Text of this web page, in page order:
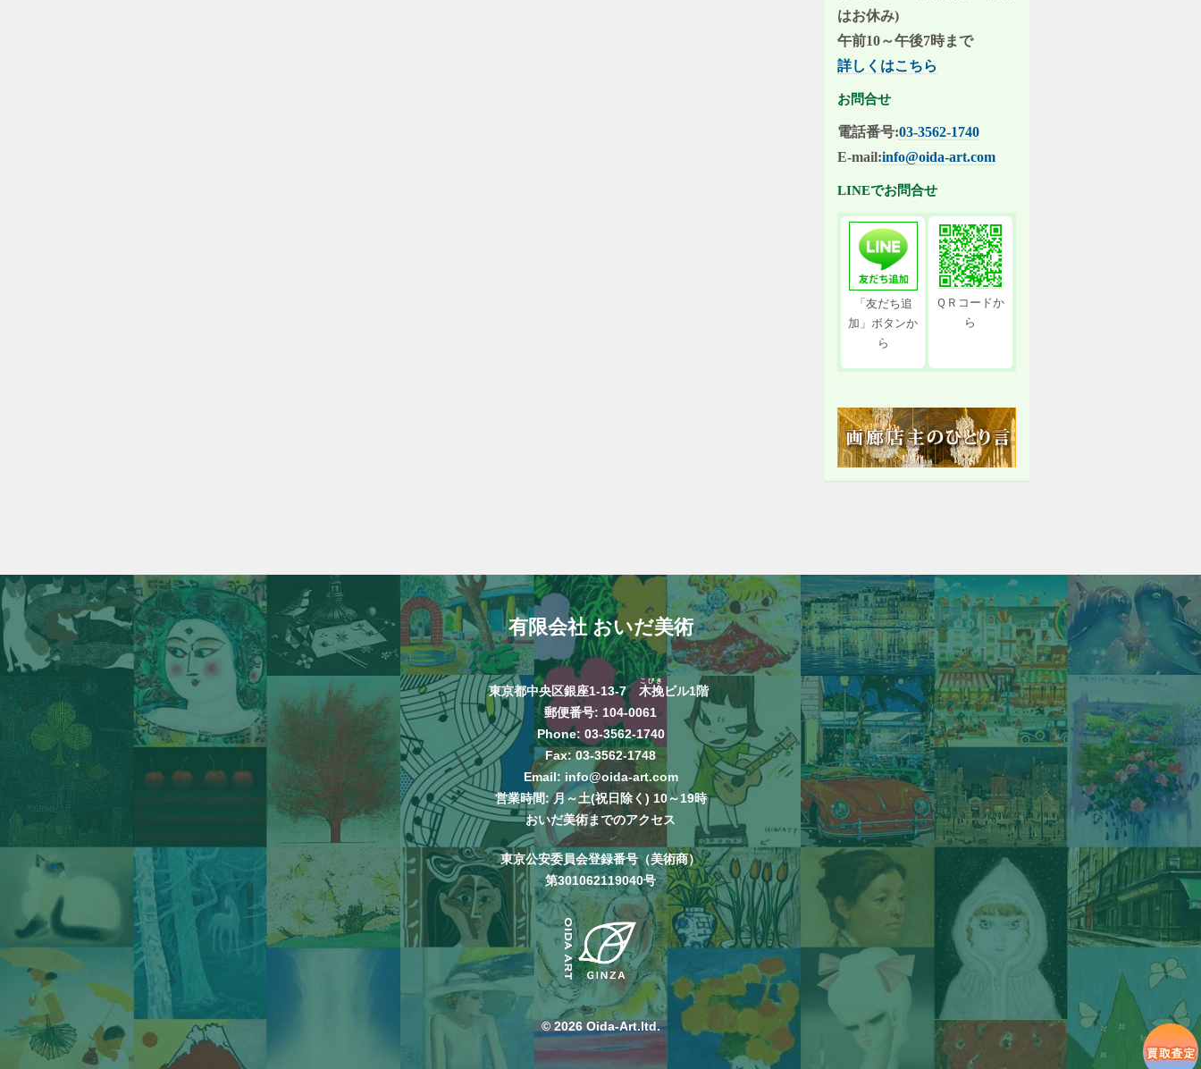
はお休み)
午前10～午後7時まで
詳しくはこちら
お問合せ
電話番号:03-3562-1740
E-mail:info@oida-art.com
LINEでお問合せ
「友だち追
加」ボタンか
ら
ＱＲコードか
ら
有限会社 おいだ美術
東京都中央区銀座1-13-7 木挽
こびき
ビル1階
郵便番号: 104-0061
Phone: 03-3562-1740
Fax: 03-3562-1748
Email: info@oida-art.com
営業時間: 月～土(祝日除く) 10～19時
おいだ美術までのアクセス
東京公安委員会登録番号（美術商）
第301062119040号
© 2026 Oida-Art.ltd.